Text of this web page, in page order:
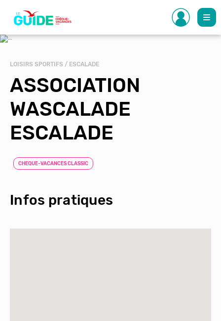
contenu
principal
LOISIRS SPORTIFS / ESCALADE
ASSOCIATION
WASCALADE
ESCALADE
CHEQUE-VACANCES CLASSIC
Infos pratiques